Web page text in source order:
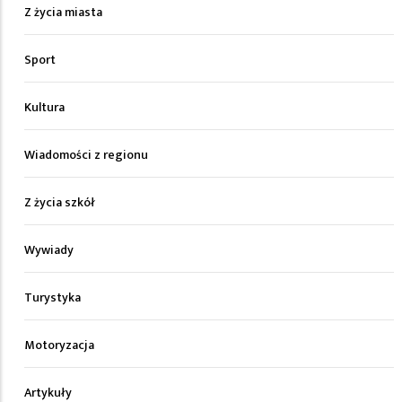
Z życia miasta
Sport
Kultura
Wiadomości z regionu
Z życia szkół
Wywiady
Turystyka
Motoryzacja
Artykuły